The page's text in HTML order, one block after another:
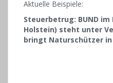
Aktuelle Beispiele:
Steuerbetrug: BUND im
Holstein) steht unter
bringt Naturschützer in